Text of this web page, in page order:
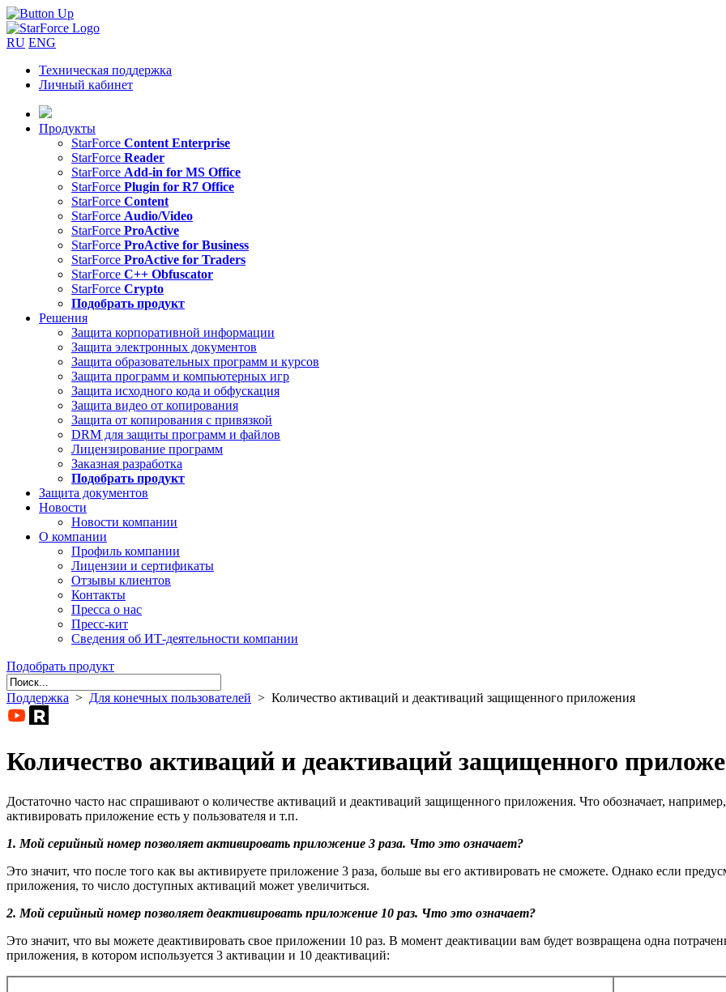
RU ENG
Техническая поддержка
Личный кабинет
Продукты
StarForce Content Enterprise
StarForce Reader
StarForce Add-in for MS Office
StarForce Plugin for R7 Office
StarForce Content
StarForce Audio/Video
StarForce ProActive
StarForce ProActive for Business
StarForce ProActive for Traders
StarForce C++ Obfuscator
StarForce Crypto
Подобрать продукт
Решения
Защита корпоративной информации
Защита электронных документов
Защита образовательных программ и курсов
Защита программ и компьютерных игр
Защита исходного кода и обфускация
Защита видео от копирования
Защита от копирования с привязкой
DRM для защиты программ и файлов
Лицензирование программ
Заказная разработка
Подобрать продукт
Защита документов
Новости
Новости компании
О компании
Профиль компании
Лицензии и сертификаты
Отзывы клиентов
Контакты
Пресса о нас
Пресс-кит
Сведения об ИТ-деятельности компании
Подобрать продукт
Поддержка > Для конечных пользователей > Количество активаций и деактиваций защищенного приложения
Количество активаций и деактиваций защищенного
Достаточно часто нас спрашивают о количестве активаций и деактиваций защищенного приложения. Что обозначает,
активировать приложение есть у пользователя и т.п.
1. Мой серийный номер позволяет активировать приложение 3 раза. Что это означает?
Это значит, что после того как вы активируете приложение 3 раза, больше вы его активировать не сможете. Однако если
приложения, то число доступных активаций может увеличиться.
2. Мой серийный номер позволяет деактивировать приложение 10 раз. Что это означает?
Это значит, что вы можете деактивировать свое приложении 10 раз. В момент деактивации вам будет возвращена одна
приложения, в котором используется 3 активации и 10 деактиваций: